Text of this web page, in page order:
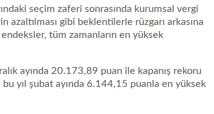
seçim zaferi sonrasında kurumsal vergi
gibi beklentilerle rüzgarı arkasına
tüm zamanların en yüksek
ayında 20.173,89 puan ile kapanış rekoru
bu yıl şubat ayında 6.144,15 puanla en yüksek